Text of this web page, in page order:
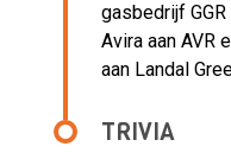
gasbedrijf
Avira aan AVR
aan Landal
TRIVIA